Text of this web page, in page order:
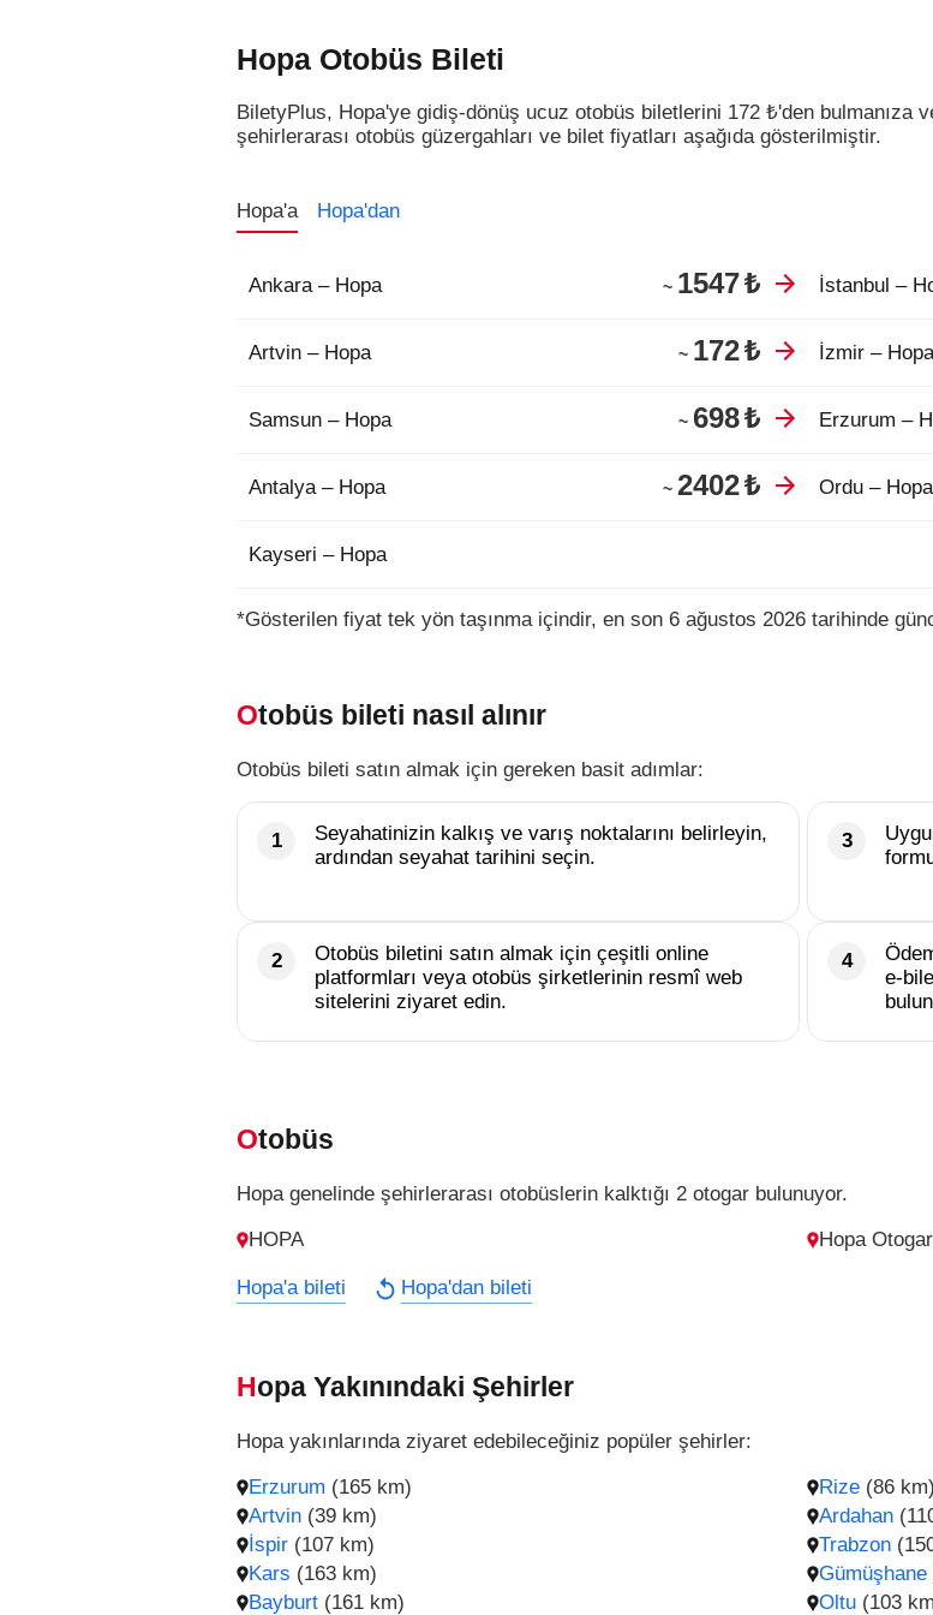
Hopa Otobüs Bileti
BiletyPlus, Hopa'ye gidiş-dönüş ucuz otobüs biletlerini 172 ₺'den bulmanıza
şehirlerarası otobüs güzergahları ve bilet fiyatları aşağıda gösterilmiştir.
Hopa'a Hopa'dan
Ankara – Hopa ~ 1547₺ İstanbul –
Artvin – Hopa ~ 172₺ İzmir – Hopa
Samsun – Hopa ~ 698₺ Erzurum –
Antalya – Hopa ~ 2402₺ Ordu – Hopa
Kayseri – Hopa
*Gösterilen fiyat tek yön taşınma içindir, en son 6 ağustos 2026 tarihinde
Otobüs bileti nasıl alınır
Otobüs bileti satın almak için gereken basit adımlar:
Seyahatinizin kalkış ve varış noktalarını belirleyin,
ardından seyahat tarihini seçin.
Otobüs biletini satın almak için çeşitli online
platformları veya otobüs şirketlerinin resmî web
sitelerini ziyaret edin.
e-
Otobüs
Hopa genelinde şehirlerarası otobüslerin kalktığı 2 otogar bulunuyor.
HOPA
Hopa
Hopa'a bileti Hopa'dan bileti
Hopa Yakınındaki Şehirler
Hopa yakınlarında ziyaret edebileceğiniz popüler şehirler:
Erzurum (165 km)
Trabzon
Rize (86 km)
Kars (163 km)
Artvin (39 km)
Gümüşhane
Ardahan
Bayburt (161 km)
İspir (107 km)
Oltu (103